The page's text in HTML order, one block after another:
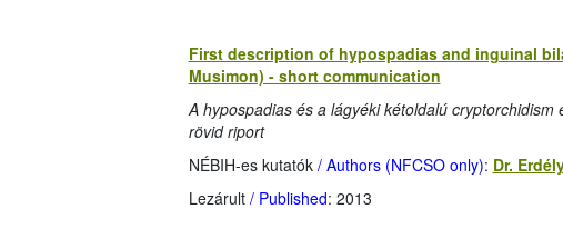
First description of hypospadias and inguinal
Musimon) - short communication
A hypospadias és a lágyéki kétoldalú
rövid riport
NÉBIH-es kutatók / Authors (NFCSO only): Dr.
Lezárult/ Published: 2013